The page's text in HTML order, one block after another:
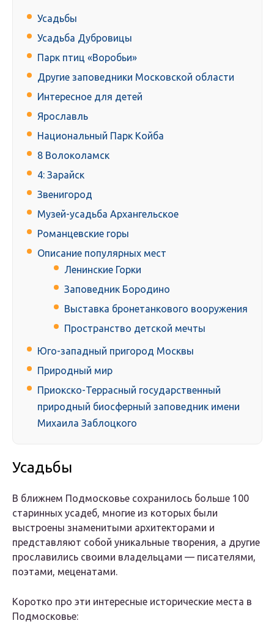
Усадьбы
Усадьба Дубровицы
Парк птиц «Воробьи»
Другие заповедники Московской области
Интересное для детей
Ярославль
Национальный Парк Койба
8 Волоколамск
4: Зарайск
Звенигород
Музей-усадьба Архангельское
Романцевские горы
Описание популярных мест
Ленинские Горки
Заповедник Бородино
Выставка бронетанкового вооружения
Пространство детской мечты
Юго-западный пригород Москвы
Природный мир
Приокско-Террасный государственный
природный биосферный заповедник имени
Михаила Заблоцкого
Усадьбы
В ближнем Подмосковье сохранилось больше 100
старинных усадеб, многие из которых были
выстроены знаменитыми архитекторами и
представляют собой уникальные творения, а другие
прославились своими владельцами — писателями,
поэтами, меценатами.
Коротко про эти интересные исторические места в
Подмосковье: